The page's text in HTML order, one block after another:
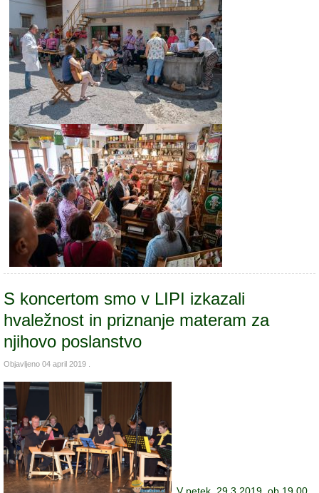
S koncertom smo v LIPI izkazali
hvaležnost in priznanje materam za
njihovo poslanstvo
Objavljeno 04 april 2019
V petek, 29.3.2019, ob 19.00